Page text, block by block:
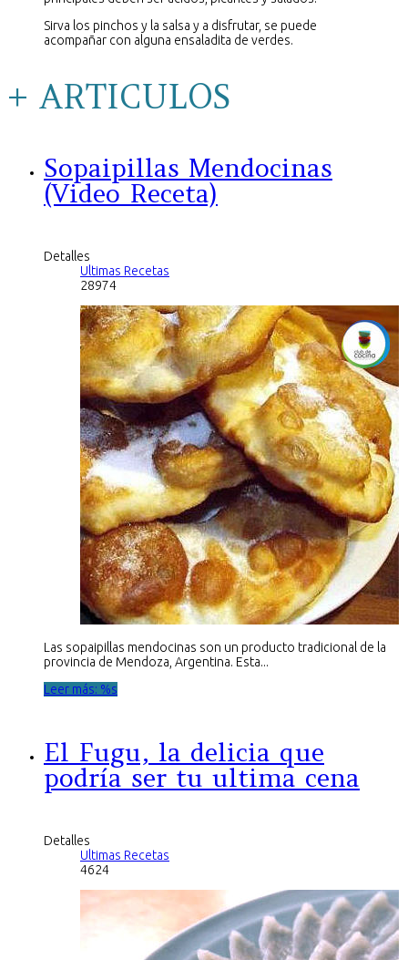
Sirva los pinchos y la salsa y a disfrutar, se puede
acompañar con alguna ensaladita de verdes.
+ ARTICULOS
Sopaipillas Mendocinas
(Video Receta)
Detalles
Ultimas Recetas
28974
Las sopaipillas mendocinas son un producto tradicional de la
provincia de Mendoza, Argentina. Esta...
Leer más: %s
El Fugu, la delicia que
podría ser tu ultima cena
Detalles
Ultimas Recetas
4624